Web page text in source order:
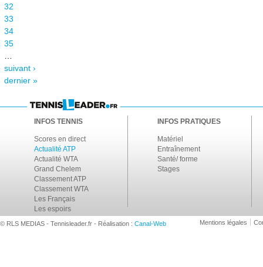
32
33
34
35
suivant ›
dernier »
INFOS TENNIS
Scores en direct
Actualité ATP
Actualité WTA
Grand Chelem
Classement ATP
Classement WTA
Les Français
Les espoirs
INFOS PRATIQUES
Matériel
Entraînement
Santé/ forme
Stages
© RLS MEDIAS - Tennisleader.fr - Réalisation : Canal-Web Mentions légales